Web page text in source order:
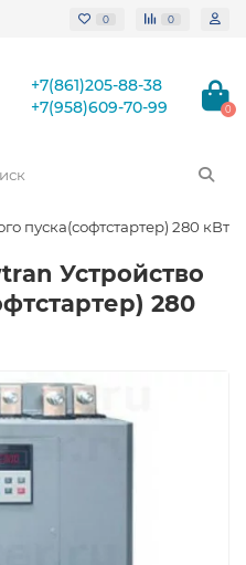
0 0
+7(861)205-88-38
+7(958)609-70-99
0
пуска(софтстартер) 280 кВт
Устройство
280